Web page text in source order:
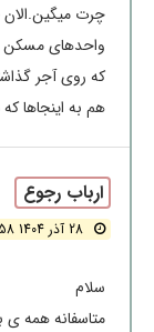
چرت میگین.الان
واحدهای مسکن
که روی آجر
هم به اینجاها
ارباب رجوع
28 آذر 1404 6:58 -
سلام
متاسفانه همه